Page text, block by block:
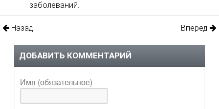
заболеваний.
Назад Вперед
ДОБАВИТЬ КОММЕНТАРИЙ
Имя (обязательное)